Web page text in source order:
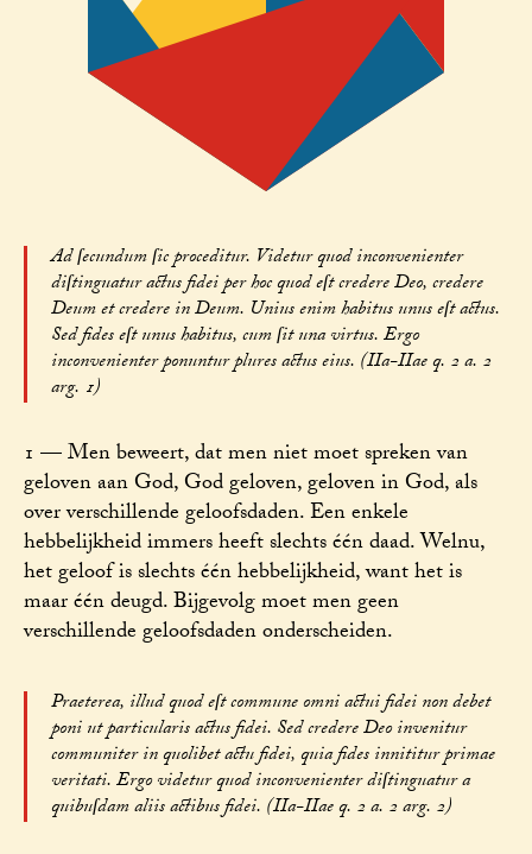
Ad ſecundum ſic proceditur. Videtur quod inconvenienter
diſtinguatur actus fidei per hoc quod eſt credere Deo, credere
Deum et credere in Deum. Unius enim habitus unus eſt actus.
Sed fides eſt unus habitus, cum ſit una virtus. Ergo
inconvenienter ponuntur plures actus eius. (IIa-IIae q. 2 a. 2
arg. 1)
1 — Men beweert, dat men niet moet spreken van
geloven aan God, God geloven, geloven in God, als
over verschillende geloofsdaden. Een enkele
hebbelijkheid immers heeft slechts één daad. Welnu,
het geloof is slechts één hebbelijkheid, want het is
maar één deugd. Bijgevolg moet men geen
verschillende geloofsdaden onderscheiden.
Praeterea, illud quod eſt commune omni actui fidei non debet
poni ut particularis actus fidei. Sed credere Deo invenitur
communiter in quolibet actu fidei, quia fides innititur primae
veritati. Ergo videtur quod inconvenienter diſtinguatur a
quibuſdam aliis actibus fidei. (IIa-IIae q. 2 a. 2 arg. 2)